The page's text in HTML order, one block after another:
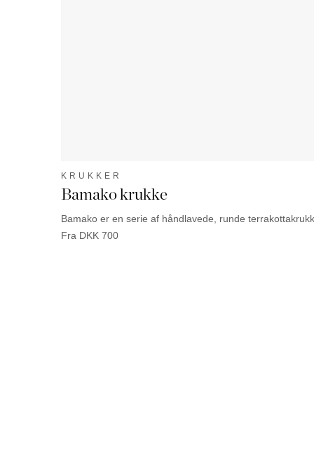
KRUKKER
Bamako krukke
Bamako er en serie af håndlavede, runde
Fra DKK 700